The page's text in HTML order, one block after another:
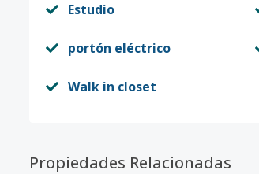
Estudio
portón eléctrico
Walk in closet
Propiedades Relacionadas